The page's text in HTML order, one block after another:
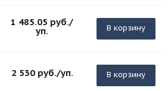
1 485.05 руб./
уп. В корзину
2 530руб./уп. В корзину